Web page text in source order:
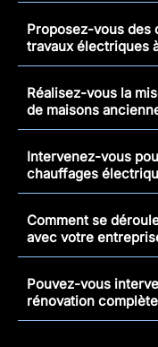
Proposez-vous des
travaux électriques
Réalisez-vous la
de maisons
Intervenez-vous
chauffages
Comment se
avec votre
Pouvez-vous
rénovation